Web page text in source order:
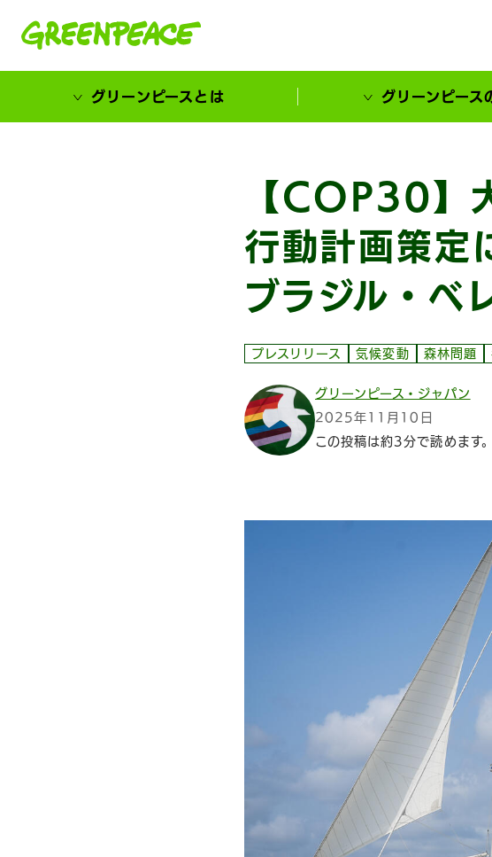
グリーンピースとは グリーンピース
【COP30】
行動計画策定
ブラジル・ベ
プレスリリース 気候変動 森林問題
グリーンピース・ジャパン
2025年11月10日
この投稿は約3分で読めます。